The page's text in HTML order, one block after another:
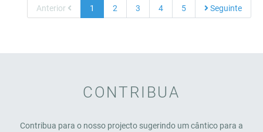
Anterior 1 2 3 4 5 Seguinte
CONTRIBUA
Contribua para o nosso projecto sugerindo um cântico para a